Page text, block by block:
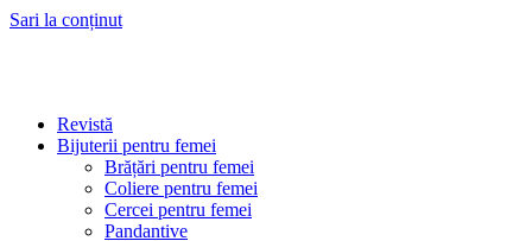
Sari la conținut
Revistă
Bijuterii pentru femei
Brățări pentru femei
Coliere pentru femei
Cercei pentru femei
Pandantive